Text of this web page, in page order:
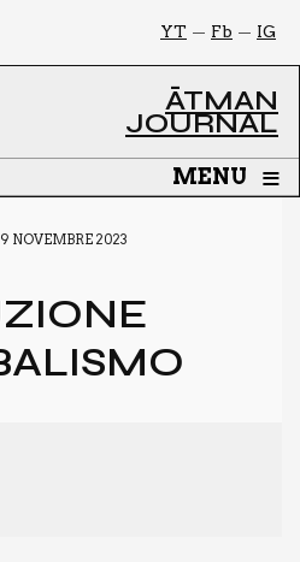
IG
Fb
YT
ĀTMAN
JOURNAL
MENU ≡
9 NOVEMBRE 2023